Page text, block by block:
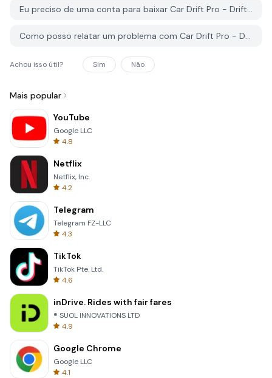
Eu preciso de uma conta para baixar Car Drift Pro - Drifting Games do PGYER APK HUB?
Como posso relatar um problema com Car Drift Pro - Drifting Games no PGYER APK HUB?
Achou isso útil? Sim Não
Mais popular
YouTube
Google LLC
4.8
Netflix
Netflix, Inc.
4.2
Telegram
Telegram FZ-LLC
4.3
TikTok
TikTok Pte. Ltd.
4.6
inDrive. Rides with fair fares
® SUOL INNOVATIONS LTD
4.9
Google Chrome
Google LLC
4.1